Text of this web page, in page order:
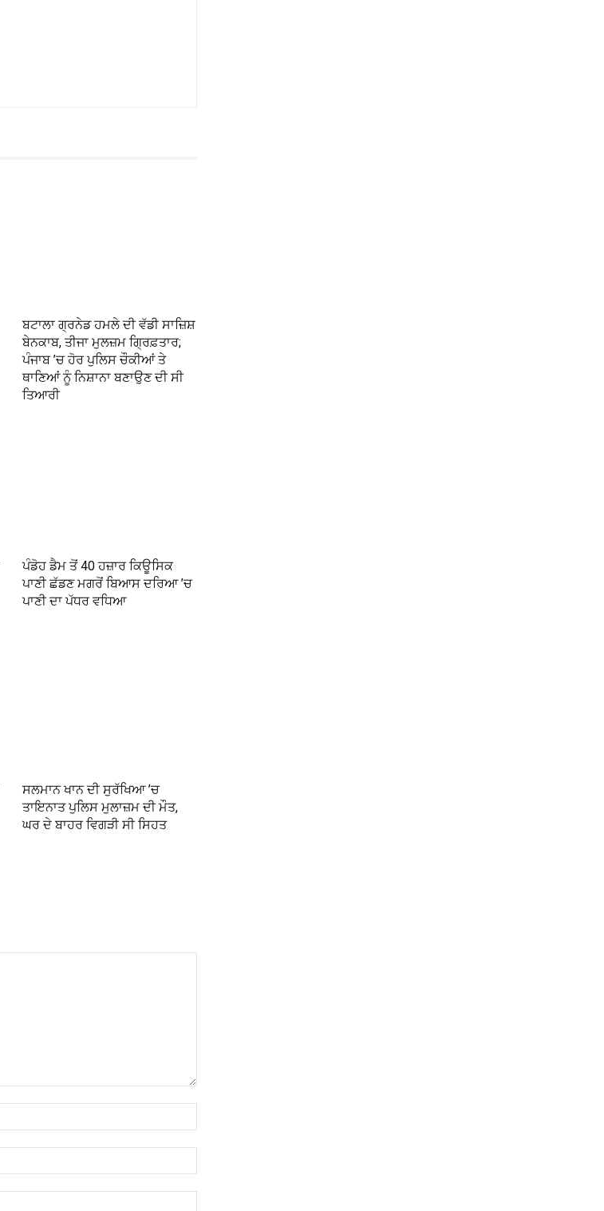
ਬਟਾਲਾ ਗ੍ਰਨੇਡ ਹਮਲੇ ਦੀ ਵੱਡੀ ਸਾਜ਼ਿਸ਼
ਬੇਨਕਾਬ, ਤੀਜਾ ਮੁਲਜ਼ਮ ਗ੍ਰਿਫ਼ਤਾਰ;
ਪੰਜਾਬ ’ਚ ਹੋਰ ਪੁਲਿਸ ਚੌਕੀਆਂ ਤੇ
ਥਾਣਿਆਂ ਨੂੰ ਨਿਸ਼ਾਨਾ ਬਣਾਉਣ ਦੀ ਸੀ
ਤਿਆਰੀ
ਪੰਡੋਹ ਡੈਮ ਤੋਂ 40 ਹਜ਼ਾਰ ਕਿਊਸਿਕ
ਪਾਣੀ ਛੱਡਣ ਮਗਰੋਂ ਬਿਆਸ ਦਰਿਆ ’ਚ
ਪਾਣੀ ਦਾ ਪੱਧਰ ਵਧਿਆ
ਸਲਮਾਨ ਖਾਨ ਦੀ ਸੁਰੱਖਿਆ ’ਚ
ਤਾਇਨਾਤ ਪੁਲਿਸ ਮੁਲਾਜ਼ਮ ਦੀ ਮੌਤ,
ਘਰ ਦੇ ਬਾਹਰ ਵਿਗੜੀ ਸੀ ਸਿਹਤ